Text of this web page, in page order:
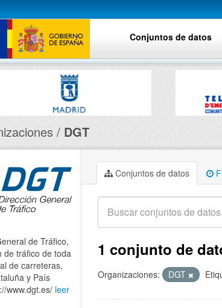
Conjuntos de datos
DGT
Conjuntos de datos
1 conjunto de
Organizaciones: DGT
de Tráfico,
de tráfico de toda
de carreteras,
y País
www.dgt.es/ leer